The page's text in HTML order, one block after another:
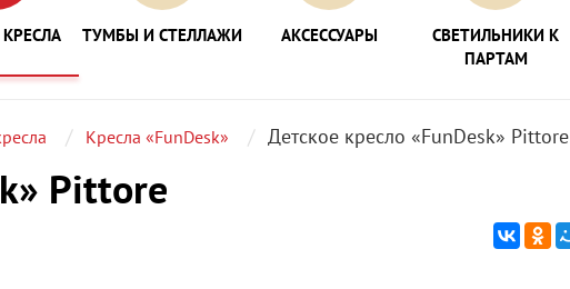
ТУМБЫ И СТЕЛЛАЖИ АКСЕССУАРЫ
СВЕТИЛЬНИКИ К
ПАРТАМ
Кресла «FunDesk» Детское кресло «FunDesk» Pittore
Pittore